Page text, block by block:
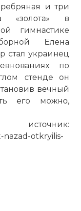
и три
«золота» в
гимнастике
Елена
стал украинец
по
стенде он
вечный
его можно,
nazad-otkryilis-